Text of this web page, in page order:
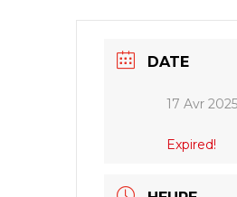
DATE
17 Avr 2025
Expired!